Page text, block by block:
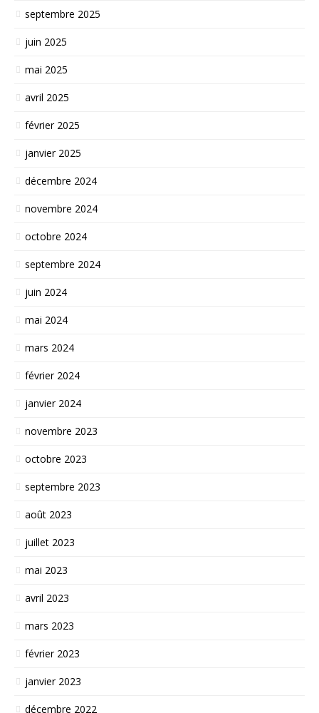
septembre 2025
juin 2025
mai 2025
avril 2025
février 2025
janvier 2025
décembre 2024
novembre 2024
octobre 2024
septembre 2024
juin 2024
mai 2024
mars 2024
février 2024
janvier 2024
novembre 2023
octobre 2023
septembre 2023
août 2023
juillet 2023
mai 2023
avril 2023
mars 2023
février 2023
janvier 2023
décembre 2022